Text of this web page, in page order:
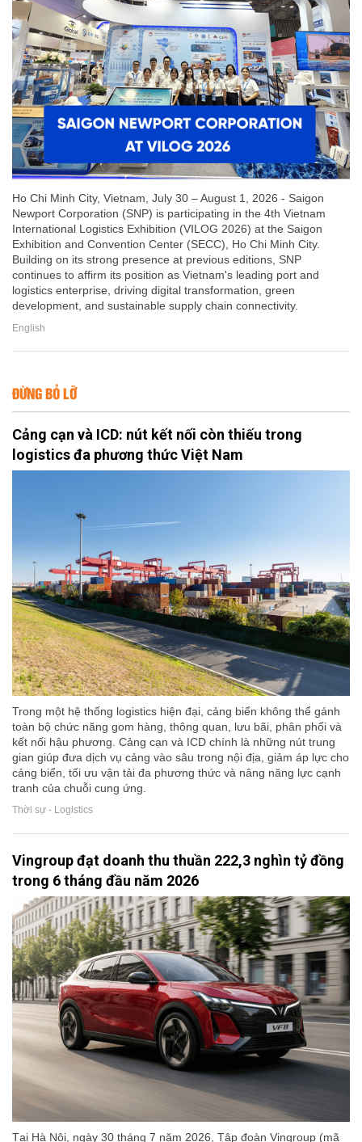
Ho Chi Minh City, Vietnam, July 30 – August 1, 2026 - Saigon
Newport Corporation (SNP) is participating in the 4th Vietnam
International Logistics Exhibition (VILOG 2026) at the Saigon
Exhibition and Convention Center (SECC), Ho Chi Minh City.
Building on its strong presence at previous editions, SNP
continues to affirm its position as Vietnam's leading port and
logistics enterprise, driving digital transformation, green
development, and sustainable supply chain connectivity.
English
ĐỪNG BỎ LỠ
Cảng cạn và ICD: nút kết nối còn thiếu trong
logistics đa phương thức Việt Nam
Trong một hệ thống logistics hiện đại, cảng biển không thể gánh
toàn bộ chức năng gom hàng, thông quan, lưu bãi, phân phối và
kết nối hậu phương. Cảng cạn và ICD chính là những nút trung
gian giúp đưa dịch vụ cảng vào sâu trong nội địa, giảm áp lực cho
cảng biển, tối ưu vận tải đa phương thức và nâng năng lực cạnh
tranh của chuỗi cung ứng.
Thời sự - Logistics
Vingroup đạt doanh thu thuần 222,3 nghìn tỷ đồng
trong 6 tháng đầu năm 2026
Tại Hà Nội, ngày 30 tháng 7 năm 2026, Tập đoàn Vingroup (mã